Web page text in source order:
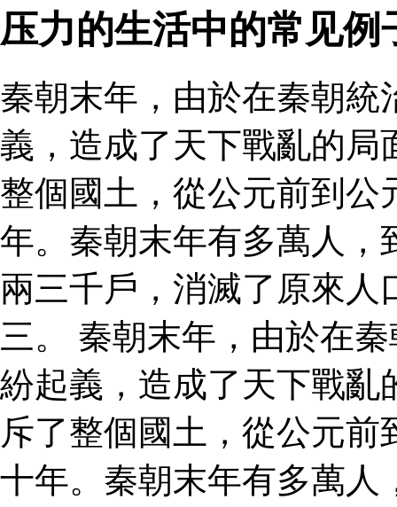
压力的生活中的常见例
秦朝末年，由於在秦朝統
義，造成了天下戰亂的局
整個國土，從公元前到公
年。秦朝末年有多萬人，
兩三千戶，消滅了原來
三。 秦朝末年，由於在
紛起義，造成了天下戰亂
斥了整個國土，從公元
十年。秦朝末年有多萬人